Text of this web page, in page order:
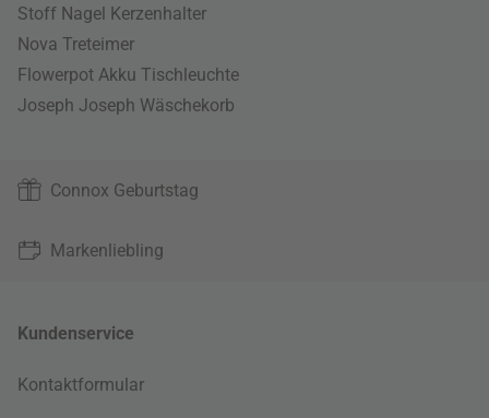
Stoff Nagel Kerzenhalter
Nova Treteimer
Flowerpot Akku Tischleuchte
Joseph Joseph Wäschekorb
Connox Geburtstag
Markenliebling
Kundenservice
Kontaktformular